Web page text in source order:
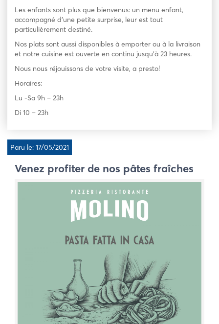
Les enfants sont plus que bienvenus: un menu enfant,
accompagné d’une petite surprise, leur est tout
particulièrement destiné.
Nos plats sont aussi disponibles à emporter ou à la livraison
et notre cuisine est ouverte en continu jusqu’à 23 heures.
Nous nous réjouissons de votre visite, a presto!
Horaires:
Lu -Sa 9h – 23h
Di 10 – 23h
Paru le: 17/05/2021
Venez profiter de nos pâtes fraîches